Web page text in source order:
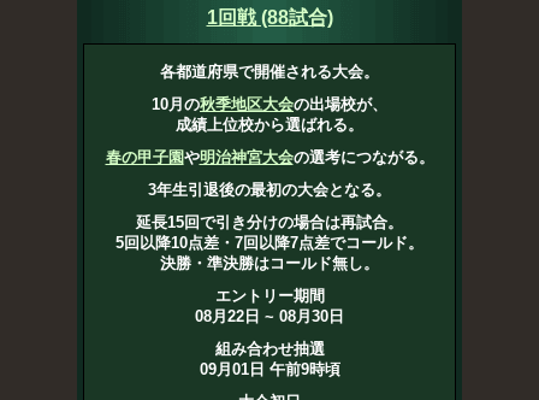
1回戦 (88試合)
各都道府県で開催される大会。
10月の秋季地区大会の出場校が、
成績上位校から選ばれる。
春の甲子園や明治神宮大会の選考につながる。
3年生引退後の最初の大会となる。
延長15回で引き分けの場合は再試合。
5回以降10点差・7回以降7点差でコールド。
決勝・準決勝はコールド無し。
エントリー期間
08月22日 ~ 08月30日
組み合わせ抽選
09月01日 午前9時頃